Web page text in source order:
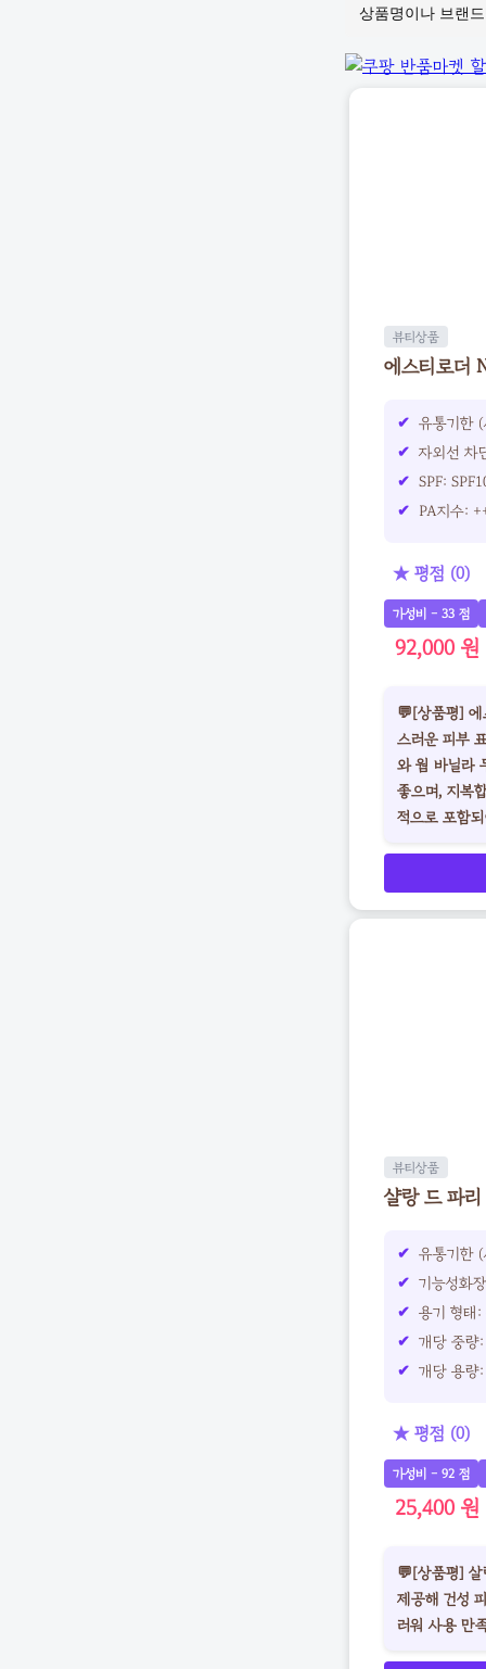
뷰티상품
에스티로더
유통기한
자외선 차
SPF:
PA지수:
★ 평점 (0)
가성비 - 33 점
92,000 원
💬[상품평] 에
스러운 피부
와 웜 바닐라
좋으며, 지복
적으로 포함
뷰티상품
샬랑 드 파
유통기한
기능성화
용기 형태:
개당 중량:
개당 용량
★ 평점 (0)
가성비 - 92 점
25,400 원
💬[상품평] 살
제공해 건성
러워 사용 만